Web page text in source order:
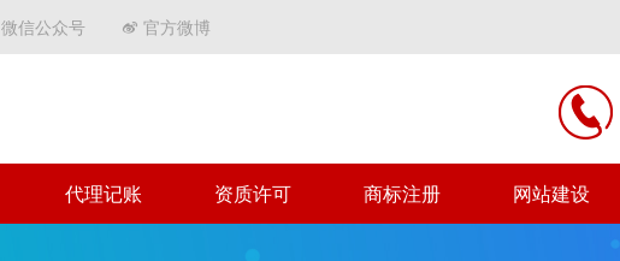
微信公众号 官方微博
代理记账 资质许可 商标注册 网站建设